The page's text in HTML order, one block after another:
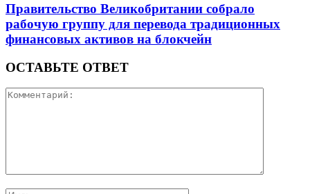
Правительство Великобритании собрало
рабочую группу для перевода традиционных
финансовых активов на блокчейн
ОСТАВЬТЕ ОТВЕТ